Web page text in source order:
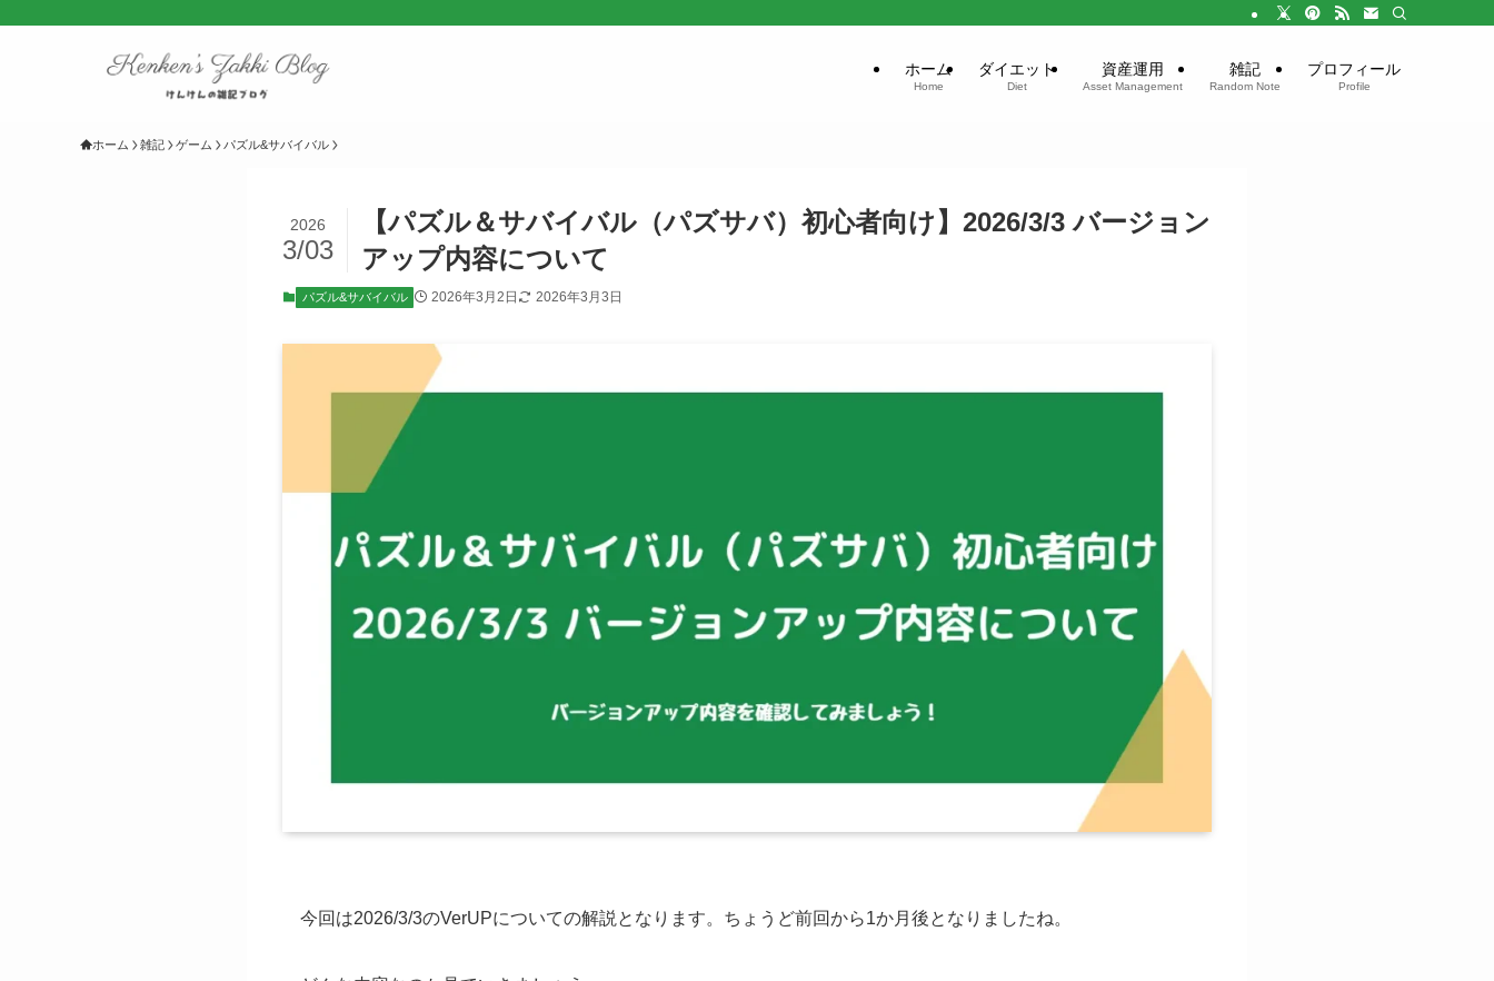
ホーム
Home
ダイエット
Diet
資産運用
Asset Management
雑記
Random Note
プロフィール
Profile
ホーム 雑記 ゲーム パズル&サバイバル
【パズル＆サバイバル（パズサバ）初心者向け】2026/3/3 バージョン
アップ内容について
2026
3/03
パズル&サバイバル 2026年3月2日 2026年3月3日
今回は2026/3/3のVerUPについての解説となります。ちょうど前回から1か月後となりましたね。